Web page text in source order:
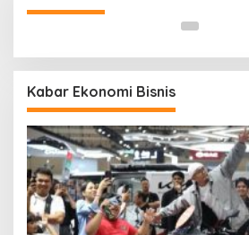
Kabar Ekonomi Bisnis